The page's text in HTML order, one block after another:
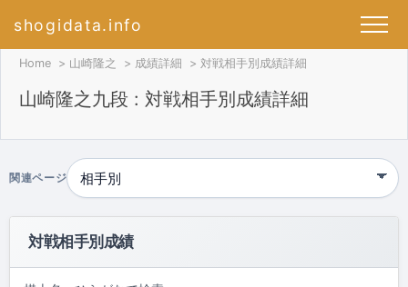
shogidata.info
Home 山崎隆之 成績詳細 対戦相手別成績詳細
山崎隆之九段 : 対戦相手別成績詳細
関連ページ
対戦相手別成績